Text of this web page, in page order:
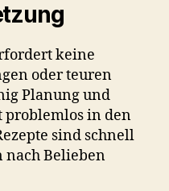
keine
oder teuren
Planung und
problemlos in den
sind schnell
nach Belieben